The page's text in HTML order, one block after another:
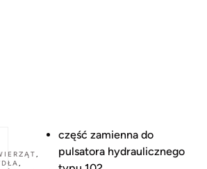
,
,
część zamienna do
pulsatora hydraulicznego